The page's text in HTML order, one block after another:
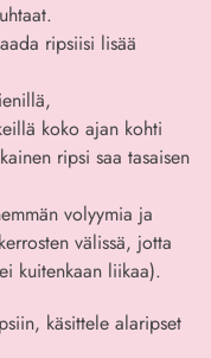
ripsiisi lisää
koko ajan kohti
ripsi saa tasaisen
volyymia ja
välissä, jotta
kuitenkaan liikaa).
käsittele alaripset